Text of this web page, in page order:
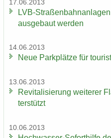
17.06.2013
LVB-​
aus­ge­baut wer­den
14.06.2013
Neue Park­plät­ze für
13.06.2013
Re­vi­ta­li­sie­rung wei­te­rer
ter­stützt
10.06.2013